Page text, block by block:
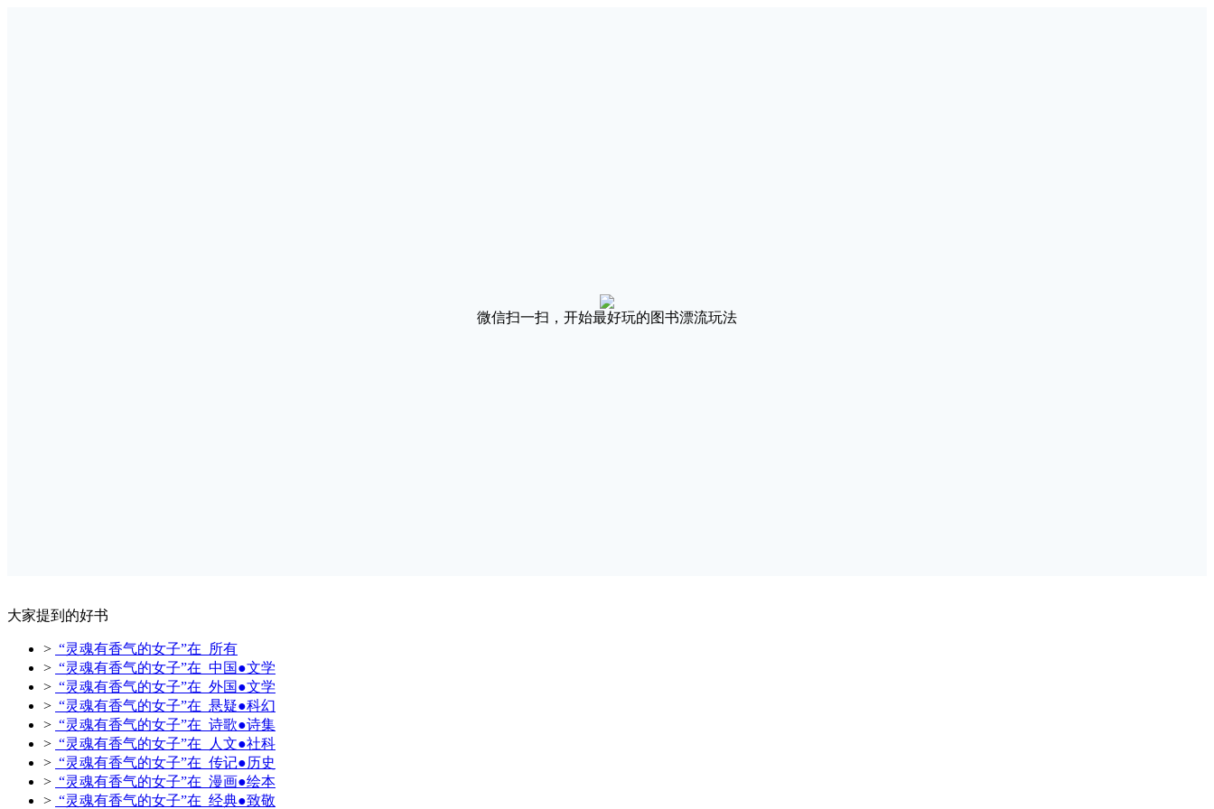
微信扫一扫，开始最好玩的图书漂流玩法
大家提到的好书
> “灵魂有香气的女子”在 所有
> “灵魂有香气的女子”在 中国●文学
> “灵魂有香气的女子”在 外国●文学
> “灵魂有香气的女子”在 悬疑●科幻
> “灵魂有香气的女子”在 诗歌●诗集
> “灵魂有香气的女子”在 人文●社科
> “灵魂有香气的女子”在 传记●历史
> “灵魂有香气的女子”在 漫画●绘本
> “灵魂有香气的女子”在 经典●致敬